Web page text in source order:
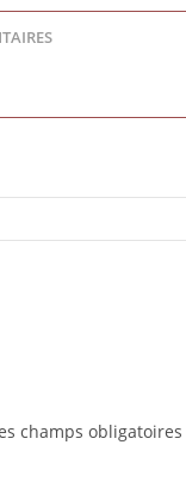
champs obligatoires